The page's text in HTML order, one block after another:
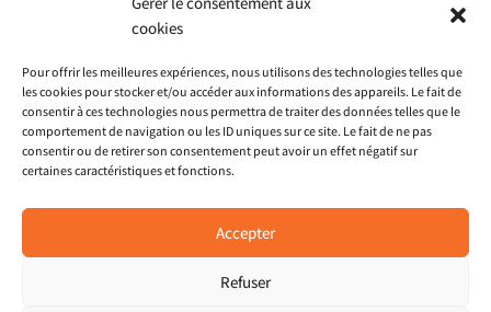
cookies
Pour offrir les meilleures expériences, nous utilisons des technologies telles que
les cookies pour stocker et/ou accéder aux informations des appareils. Le fait de
consentir à ces technologies nous permettra de traiter des données telles que le
comportement de navigation ou les ID uniques sur ce site. Le fait de ne pas
consentir ou de retirer son consentement peut avoir un effet négatif sur
certaines caractéristiques et fonctions.
Accepter
Refuser
Paroisse Sainte Catherine du Petit Port – Nantes
> St François d’Assise
> St Dominique
Site du diocèse 44
Restons en contact
Pour recevoir les nouvelles paroissiales et le
bulletin mensuel,